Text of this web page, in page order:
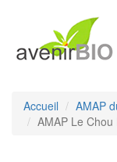
Accueil AMAP
AMAP Le Chou